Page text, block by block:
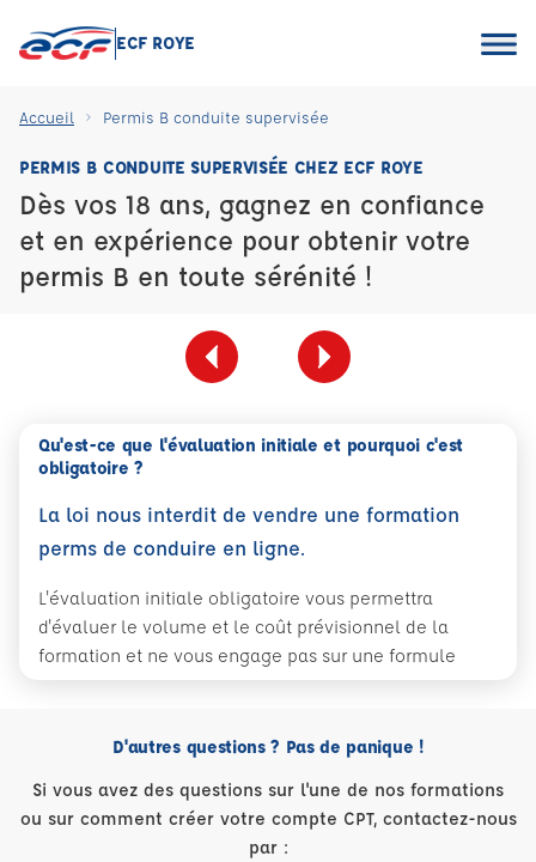
ECF ROYE
Accueil Permis B conduite supervisée
PERMIS B CONDUITE SUPERVISÉE CHEZ ECF ROYE
Dès vos 18 ans, gagnez en confiance
et en expérience pour obtenir votre
permis B en toute sérénité !
Qu'est-ce que l'évaluation initiale et pourquoi c'est
obligatoire ?
La loi nous interdit de vendre une formation
perms de conduire en ligne.
L'évaluation initiale obligatoire vous permettra
d'évaluer le volume et le coût prévisionnel de la
formation et ne vous engage pas sur une formule
D'autres questions ? Pas de panique !
Si vous avez des questions sur l'une de nos formations
ou sur comment créer votre compte CPT, contactez-nous
par :